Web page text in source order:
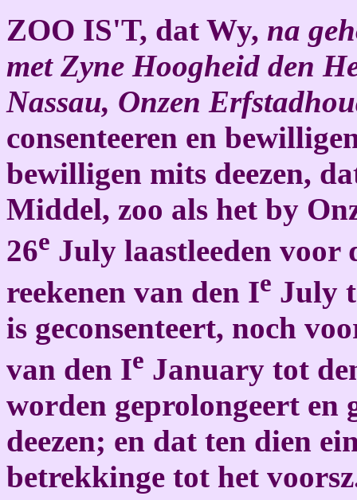
ZOO IS'T, dat Wy, na
met Zyne Hoogheid den
Nassau, Onzen
consenteeren en
bewilligen mits deezen,
Middel, zoo als het by
26e July laastleeden voor
reekenen van den Ie July
is geconsenteert, noch
van den Ie January tot
worden geprolongeert en
deezen; en dat ten dien
betrekkinge tot het